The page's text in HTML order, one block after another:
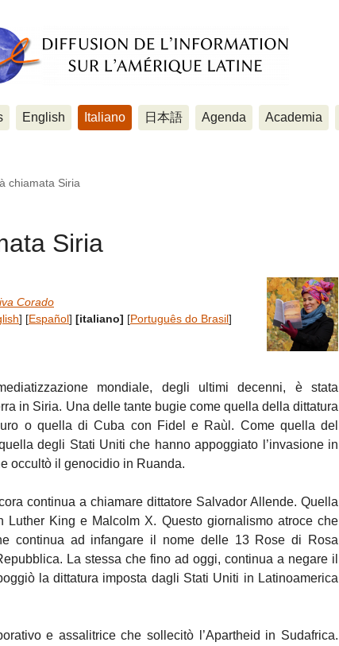
English Italiano 日本語 Agenda Academia
chiamata Siria
Siria
Corado
] [Español] [italiano] [Português do Brasil]
mondiale, degli ultimi decenni, è stata
in Siria. Una delle tante bugie come quella della dittatura
o quella di Cuba con Fidel e Raùl. Come quella del
degli Stati Uniti che hanno appoggiato l’invasione in
occultò il genocidio in Ruanda.
continua a chiamare dittatore Salvador Allende. Quella
Luther King e Malcolm X. Questo giornalismo atroce che
continua ad infangare il nome delle 13 Rose di Rosa
La stessa che fino ad oggi, continua a negare il
la dittatura imposta dagli Stati Uniti in Latinoamerica
e assalitrice che sollecitò l’Apartheid in Sudafrica.